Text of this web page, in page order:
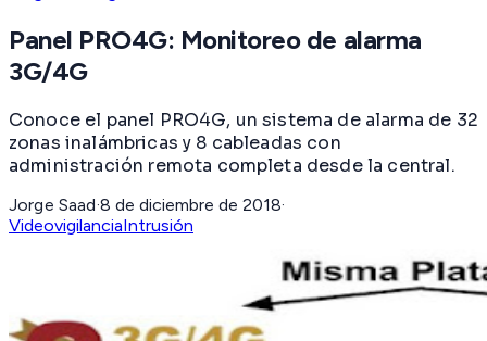
Panel PRO4G: Monitoreo de alarma
3G/4G
Conoce el panel PRO4G, un sistema de alarma de 32
zonas inalámbricas y 8 cableadas con
administración remota completa desde la central.
Jorge Saad·8 de diciembre de 2018·
VideovigilanciaIntrusión